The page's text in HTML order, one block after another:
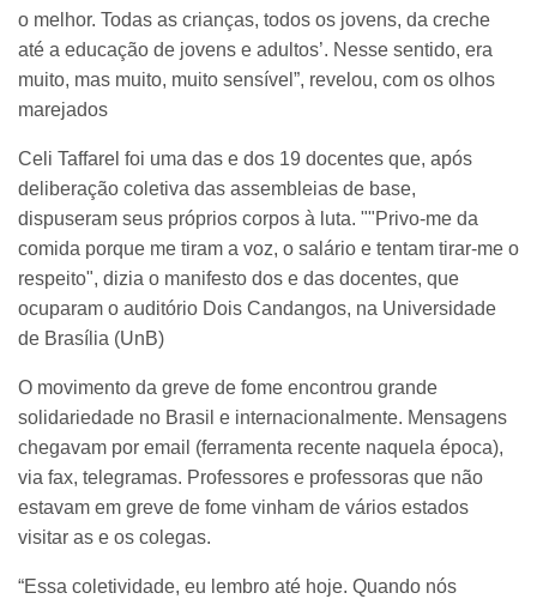
o melhor. Todas as crianças, todos os jovens, da creche
até a educação de jovens e adultos’. Nesse sentido, era
muito, mas muito, muito sensível”, revelou, com os olhos
marejados
Celi Taffarel foi uma das e dos 19 docentes que, após
deliberação coletiva das assembleias de base,
dispuseram seus próprios corpos à luta. ""Privo-me da
comida porque me tiram a voz, o salário e tentam tirar-me o
respeito", dizia o manifesto dos e das docentes, que
ocuparam o auditório Dois Candangos, na Universidade
de Brasília (UnB)
O movimento da greve de fome encontrou grande
solidariedade no Brasil e internacionalmente. Mensagens
chegavam por email (ferramenta recente naquela época),
via fax, telegramas. Professores e professoras que não
estavam em greve de fome vinham de vários estados
visitar as e os colegas.
“Essa coletividade, eu lembro até hoje. Quando nós